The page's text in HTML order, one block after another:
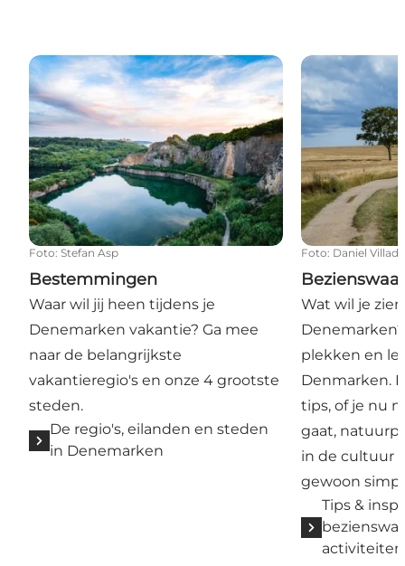
Bestemmingen
Foto: Stefan Asp
Bestemmingen
Waar wil jij heen tijdens je
Denemarken vakantie? Ga mee
naar de belangrijkste
vakantieregio's en onze 4 grootste
steden.
De regio's, eilanden en steden
in Denemarken
Foto: Daniel
Wat wil je
plekken en
Denmarken.
tips, of je nu
gaat,
in de cultuur
gewoon
Tips &